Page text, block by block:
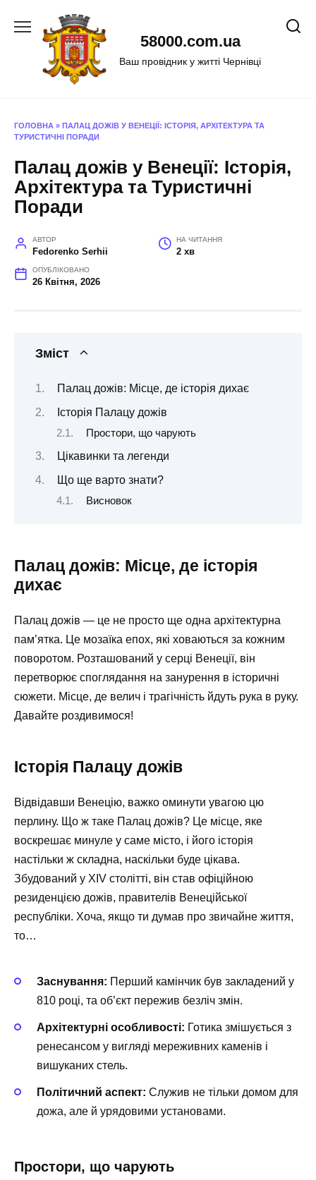
58000.com.ua
Ваш провідник у житті Чернівці
ГОЛОВНА » ПАЛАЦ ДОЖІВ У ВЕНЕЦІЇ: ІСТОРІЯ, АРХІТЕКТУРА ТА
ТУРИСТИЧНІ ПОРАДИ
Палац дожів у Венеції: Історія,
Архітектура та Туристичні
Поради
АВТОР
Fedorenko Serhii
НА ЧИТАННЯ
2 хв
ОПУБЛІКОВАНО
26 Квітня, 2026
Зміст
Палац дожів: Місце, де історія дихає
Історія Палацу дожів
Простори, що чарують
Цікавинки та легенди
Що ще варто знати?
Висновок
Палац дожів: Місце, де історія
дихає
Палац дожів — це не просто ще одна архітектурна
пам’ятка. Це мозаїка епох, які ховаються за кожним
поворотом. Розташований у серці Венеції, він
перетворює споглядання на занурення в історичні
сюжети. Місце, де велич і трагічність йдуть рука в руку.
Давайте роздивимося!
Історія Палацу дожів
Відвідавши Венецію, важко оминути увагою цю
перлину. Що ж таке Палац дожів? Це місце, яке
воскрешає минуле у саме місто, і його історія
настільки ж складна, наскільки буде цікава.
Збудований у XIV столітті, він став офіційною
резиденцією дожів, правителів Венеційської
республіки. Хоча, якщо ти думав про звичайне життя,
то…
Заснування: Перший камінчик був закладений у
810 році, та об’єкт пережив безліч змін.
Архітектурні особливості: Готика змішується з
ренесансом у вигляді мереживних каменів і
вишуканих стель.
Політичний аспект: Служив не тільки домом для
дожа, але й урядовими установами.
Простори, що чарують